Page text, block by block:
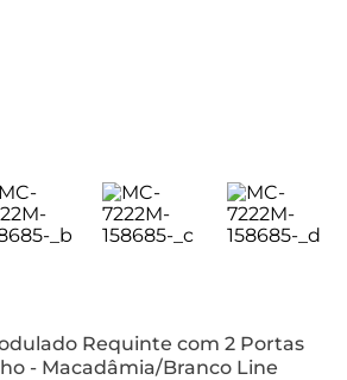
Requinte com 2 Portas
- Macadâmia/Branco Line